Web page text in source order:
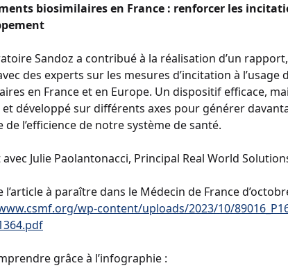
biosimilaires en France : renforcer les
Sandoz a contribué à la réalisation d’un
des experts sur les mesures d’incitation à l’usage
en France et en Europe. Un dispositif efficace,
développé sur différents axes pour générer
de l’efficience de notre système de santé.
Julie Paolantonacci, Principal Real World
l’article à paraître dans le Médecin de France
wp-content/uploads/2023/10/
grâce à l’infographie :